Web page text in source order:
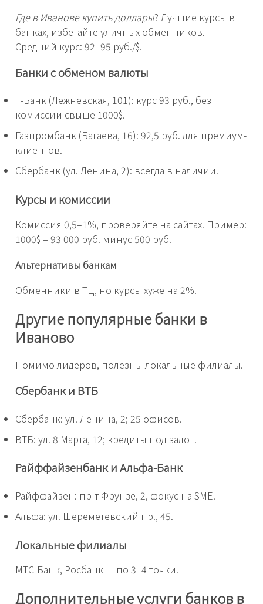
Где в Иванове купить доллары? Лучшие курсы в
банках, избегайте уличных обменников.
Средний курс: 92–95 руб./$.
Банки с обменом валюты
Т-Банк (Лежневская, 101): курс 93 руб., без
комиссии свыше 1000$.
Газпромбанк (Багаева, 16): 92,5 руб. для премиум-
клиентов.
Сбербанк (ул. Ленина, 2): всегда в наличии.
Курсы и комиссии
Комиссия 0,5–1%, проверяйте на сайтах. Пример:
1000$ = 93 000 руб. минус 500 руб.
Альтернативы банкам
Обменники в ТЦ, но курсы хуже на 2%.
Другие популярные банки в
Иваново
Помимо лидеров, полезны локальные филиалы.
Сбербанк и ВТБ
Сбербанк: ул. Ленина, 2; 25 офисов.
ВТБ: ул. 8 Марта, 12; кредиты под залог.
Райффайзенбанк и Альфа-Банк
Райффайзен: пр-т Фрунзе, 2, фокус на SME.
Альфа: ул. Шереметевский пр., 45.
Локальные филиалы
МТС-Банк, Росбанк — по 3–4 точки.
Дополнительные услуги банков в